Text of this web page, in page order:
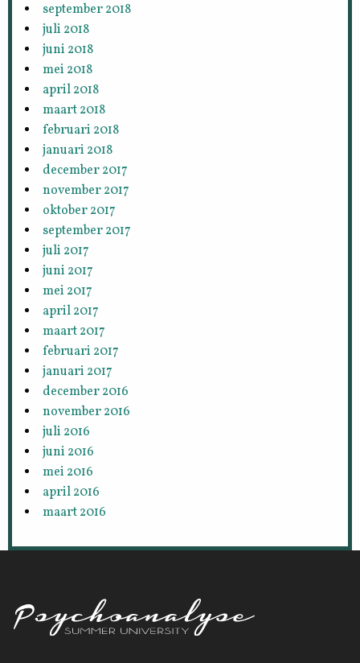
september 2018
juli 2018
juni 2018
mei 2018
april 2018
maart 2018
februari 2018
januari 2018
december 2017
november 2017
oktober 2017
september 2017
juli 2017
juni 2017
mei 2017
april 2017
maart 2017
februari 2017
januari 2017
december 2016
november 2016
juli 2016
juni 2016
mei 2016
april 2016
maart 2016